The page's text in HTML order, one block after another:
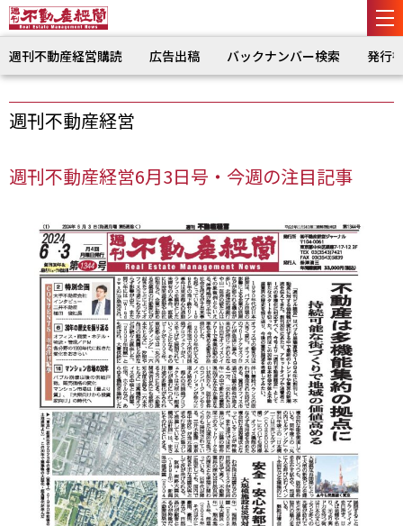
週刊不動産経営購読 広告出稿 バックナンバー検索 発行
週刊不動産経営
週刊不動産経営6月3日号・今週の注目記事